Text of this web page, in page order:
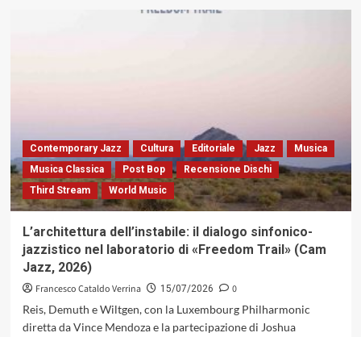
&
Quartets:
estetica
della
sottrazione
rigore
espressivo
Contemporary Jazz Cultura Editoriale Jazz
Musica
Musica Classica
Post Bop
Recensione Dischi
Third Stream
World Music
L’architettura dell’instabile: il dialogo sinfonico-
jazzistico nel laboratorio di «Freedom Trail» (Cam
Jazz, 2026)
Francesco Cataldo Verrina 15/07/2026
0
Reis, Demuth e Wiltgen, con la Luxembourg Philharmonic
diretta da Vince Mendoza e la partecipazione di Joshua